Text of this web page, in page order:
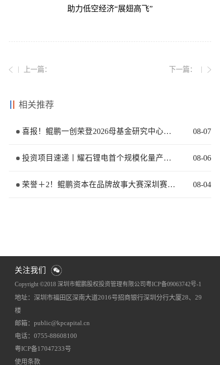
助力低空经济“展翅高飞”
上一篇： 下一篇：
相关推荐
喜报！鲲鹏一创荣登2026母基金研究中心两大榜单 08-07
投资项目速递丨耀石锂电首个规模化量产基地签约落地 08-06
荣誉＋2！鲲鹏资本在品牌故事大赛深圳赛区再获佳绩 08-04
关注我们
Copyright ©2018 深圳市鲲鹏股权投资管理有限公司 粤ICP备09063742号-1
网站地图犀牛云提供企业云服务
地址：深圳市福田区深南大道2016号招商银行深圳分行大厦28、29
楼
邮箱：public@kpcapital.cn
电话：0755-88608100
粤ICP备17047233号
使用条款